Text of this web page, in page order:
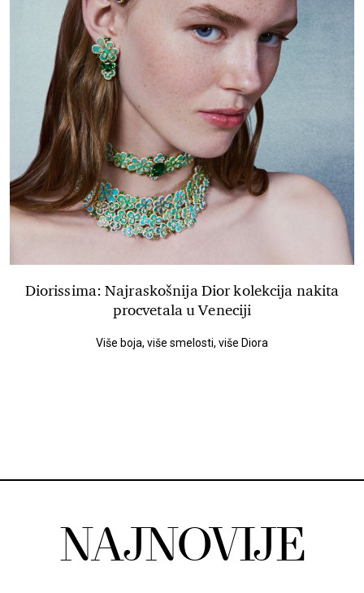
Diorissima: Najraskošnija Dior kolekcija nakita
procvetala u Veneciji
Više boja, više smelosti, više Diora
NAJNOVIJE